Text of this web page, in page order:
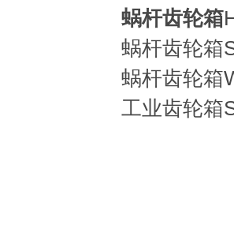
蜗杆齿轮箱
蜗杆齿轮箱
蜗杆齿轮箱
工业齿轮箱